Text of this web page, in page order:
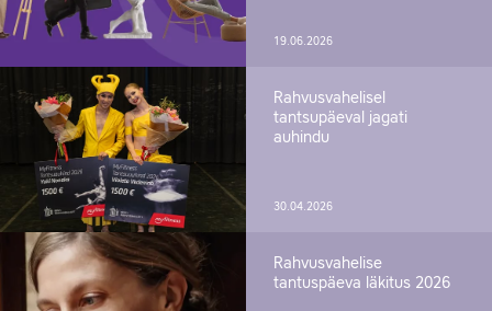
19.06.2026
Rahvusvahelisel
tantsupäeval jagati
auhindu
30.04.2026
Rahvusvahelise
tantuspäeva läkitus 2026